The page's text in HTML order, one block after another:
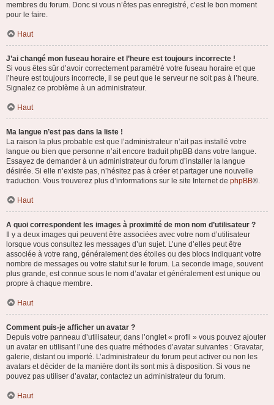
membres du forum. Donc si vous n’êtes pas enregistré, c’est le bon moment
pour le faire.
Haut
J’ai changé mon fuseau horaire et l’heure est toujours incorrecte !
Si vous êtes sûr d’avoir correctement paramétré votre fuseau horaire et que
l’heure est toujours incorrecte, il se peut que le serveur ne soit pas à l’heure.
Signalez ce problème à un administrateur.
Haut
Ma langue n’est pas dans la liste !
La raison la plus probable est que l’administrateur n’ait pas installé votre
langue ou bien que personne n’ait encore traduit phpBB dans votre langue.
Essayez de demander à un administrateur du forum d’installer la langue
désirée. Si elle n’existe pas, n’hésitez pas à créer et partager une nouvelle
traduction. Vous trouverez plus d’informations sur le site Internet de phpBB®.
Haut
A quoi correspondent les images à proximité de mon nom d’utilisateur ?
Il y a deux images qui peuvent être associées avec votre nom d’utilisateur
lorsque vous consultez les messages d’un sujet. L’une d’elles peut être
associée à votre rang, généralement des étoiles ou des blocs indiquant votre
nombre de messages ou votre statut sur le forum. La seconde image, souvent
plus grande, est connue sous le nom d’avatar et généralement est unique ou
propre à chaque membre.
Haut
Comment puis-je afficher un avatar ?
Depuis votre panneau d’utilisateur, dans l’onglet « profil » vous pouvez ajouter
un avatar en utilisant l’une des quatre méthodes d’avatar suivantes : Gravatar,
galerie, distant ou importé. L’administrateur du forum peut activer ou non les
avatars et décider de la manière dont ils sont mis à disposition. Si vous ne
pouvez pas utiliser d’avatar, contactez un administrateur du forum.
Haut